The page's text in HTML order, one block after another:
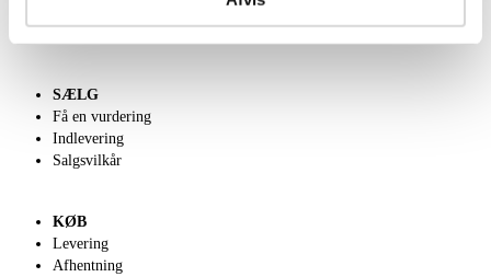
English frontpage
SÆLG
Få en vurdering
Indlevering
Salgsvilkår
KØB
Levering
Afhentning